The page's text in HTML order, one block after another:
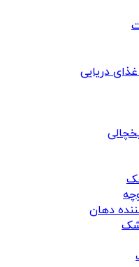
دریایی
دهان